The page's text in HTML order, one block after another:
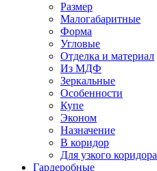
Размер
Малогабаритные
Форма
Угловые
Отделка и материал
Из МДФ
Зеркальные
Особенности
Купе
Эконом
Назначение
В коридор
Для узкого коридора
Гардеробные